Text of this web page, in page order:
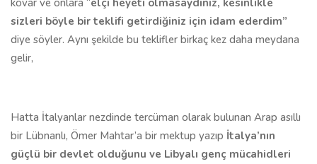
kovar ve onlara “elçi heyeti olmasaydınız, kesinlikle
sizleri böyle bir teklifi getirdiğiniz için idam ederdim”
diye söyler. Aynı şekilde bu teklifler birkaç kez daha meydana
gelir,
Hatta İtalyanlar nezdinde tercüman olarak bulunan Arap asıllı
bir Lübnanlı, Ömer Mahtar’a bir mektup yazıp İtalya’nın
güçlü bir devlet olduğunu ve Libyalı genç mücahidleri